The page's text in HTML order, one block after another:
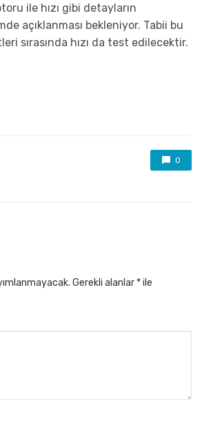
ile hızı gibi detayların
açıklanması bekleniyor. Tabii bu
sırasında hızı da test edilecektir.
0
Gerekli alanlar *ile